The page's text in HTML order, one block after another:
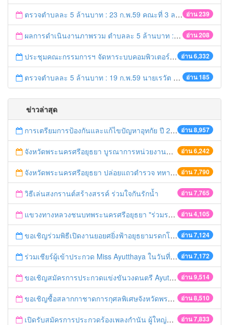
อ่าน 239
ตรวจตำบลละ 5 ล้านบาท : 23 ก.พ.59 คณะที่ 3 ลงพื้นที่ อ.บางปะอิน
อ่าน 208
ผลการดำเนินงานภาพรวม ตำบลละ 5 ล้านบาท : 21 ก.พ. 59 เวลา 20.20 น.
อ่าน 6,332
ประชุมคณะกรรมการฯ จัดหาระบบคอมพิวเตอร์ ครั้งที่ 1/2559
อ่าน 185
ตรวจตำบลละ 5 ล้านบาท : 19 ก.พ.59 นายเรวัต ประสงค์ รอง ผวจ.1 ลงพื้นที่ อ.ท่าเรือ
ข่าวล่าสุด
อ่าน 8,957
การเตรียมการป้องกันและแก้ไขปัญหาอุทกัย ปี 2561
อ่าน 6,242
จังหวัดพระนครศรีอยุธยา บูรณาการหน่วยงานที่เกี่ยวข้อง ลงพื้นที่จัดระเบียบและดำเนินมาตรการตามบทลงโทษสูงสุดกับผู้ประกอบการร้านค้าที่ยังฝ่าฝืนตั้งร้านค้ารุกล้ำเขตพื้นที่ทางหลวง เตรียมความปลอดภัยก่อนเทศกาลสงกรานต์
อ่าน 7,790
จังหวัดพระนครศรีอยุธยา ปล่อยแถวตำรวจ ทหาร ฝ่ายปกครอง กว่า 100 นาย ตรวจเข้มท่ารถสาธารณะ สถานีขนส่งรถโดยสาร วินรถตู้ และสถานีรถไฟ เตรียมรับมือเทศกาลสงกรานต์
อ่าน 7,765
วิธีเล่นสงกรานต์สร้างสรรค์ ร่วมใจกันรักน้ำ
อ่าน 4,105
แขวงทางหลวงชนบทพระนครศรีอยุธยา "ร่วมรณรงค์ ขับช้า เปิดไฟหน้า คาดเข็มขัด" เทศกาลสงกรานต์ ปี 2561
อ่าน 7,124
ขอเชิญร่วมพิธีเปิดงานยอยศยิ่งฟ้าอยุธยามรดกโลก
อ่าน 7,172
ร่วมเชียร์ผู้เข้าประกวด Miss Ayutthaya ในวันที่ 15 ธันวาคม 2560
อ่าน 9,514
ขอเชิญสมัครการประกวดแข่งขันวงดนตรี Ayutthaya battle of the bands
อ่าน 8,510
ขอเชิญซื้อสลากกาชาดการกุศลพิเศษจังหวัดพระนครศรีอยุธยา 2560
อ่าน 7,833
เปิดรับสมัครการประกวดร้องเพลงกำนัน ผู้ใหญ่บ้าน ฯลฯ